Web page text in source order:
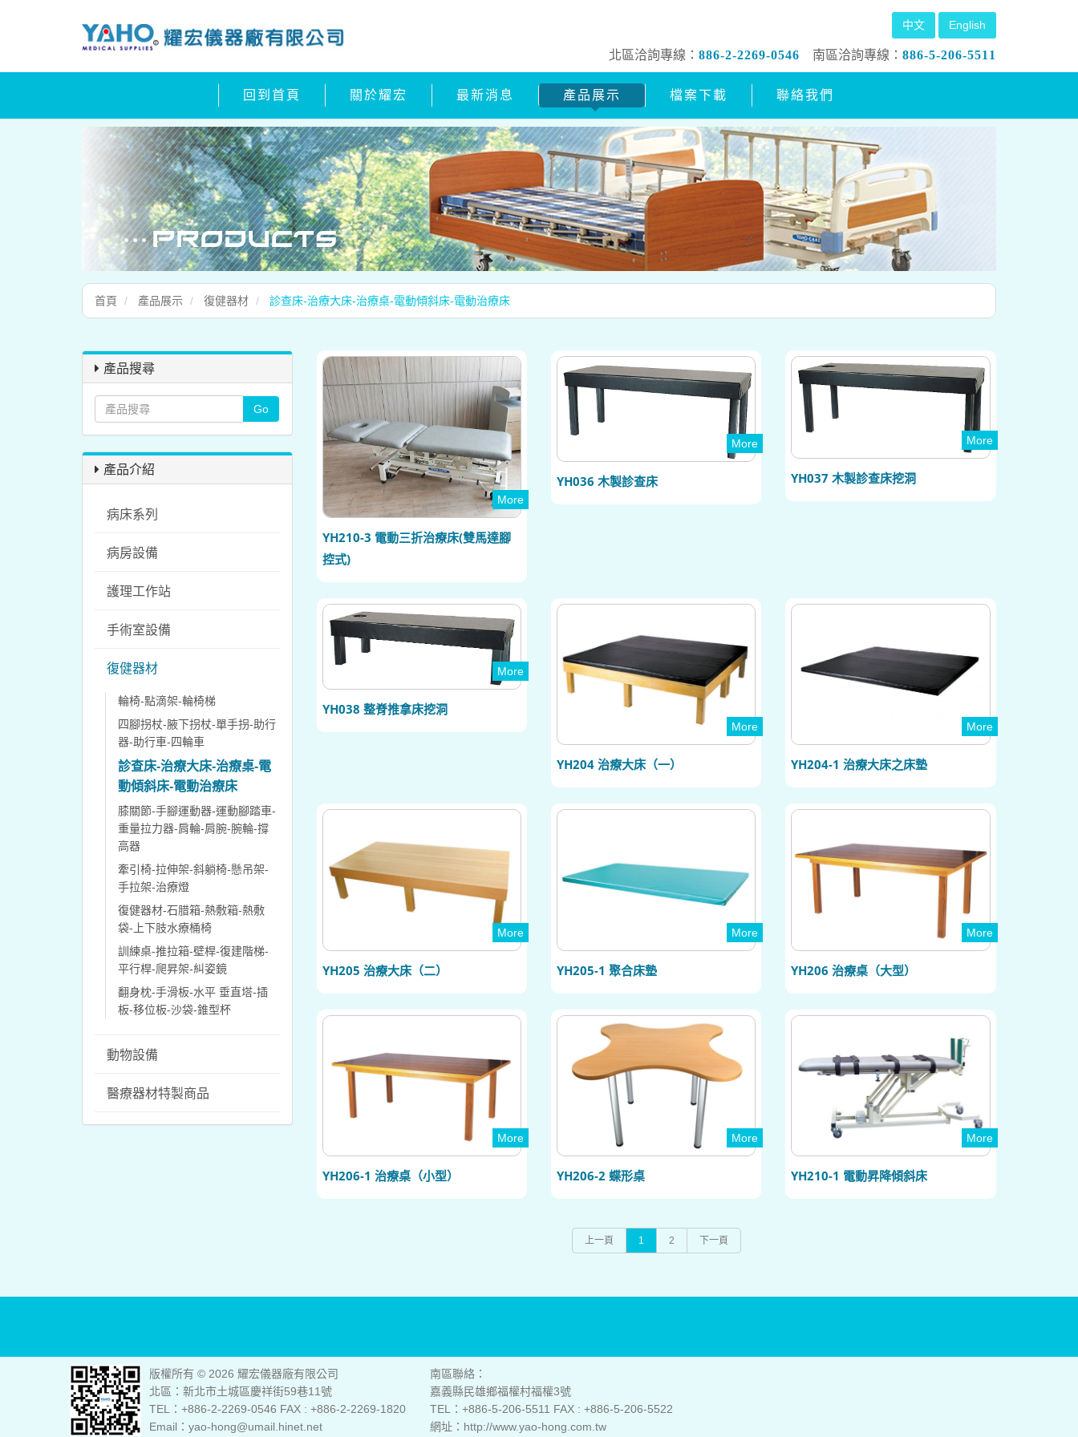
中文 English
北區洽詢專線： 886-2-2269-0546 南區洽詢專線： 886-5-206-5511
回到首頁 關於耀宏 最新消息 產品展示 檔案下載 聯絡我們
首頁 產品展示 復健器材 診查床-治療大床-治療桌-電動傾斜床-電動治療床
產品搜尋
產品介紹
病床系列
病房設備
護理工作站
手術室設備
復健器材
輪椅-點滴架-輪椅梯
四腳拐杖-腋下拐杖-單手拐-助行
器-助行車-四輪車
診查床-治療大床-治療桌-電
動傾斜床-電動治療床
膝關節-手腳運動器-運動腳踏車-
重量拉力器-肩輪-肩腕-腕輪-撐
高器
牽引椅-拉伸架-斜躺椅-懸吊架-
手拉架-治療燈
復健器材-石腊箱-熱敷箱-熱敷
袋-上下肢水療桶椅
訓練桌-推拉箱-壁桿-復建階梯-
平行桿-爬昇架-糾姿鏡
翻身枕-手滑板-水平 垂直塔-插
板-移位板-沙袋-錐型杯
動物設備
醫療器材特製商品
More
YH210-3 電動三折治療床(雙馬達腳
控式)
More
YH036 木製診查床
More
YH037 木製診查床挖洞
More
YH038 整脊推拿床挖洞
More
YH204 治療大床（一）
More
YH204-1 治療大床之床墊
More
YH205 治療大床（二）
More
YH205-1 聚合床墊
More
YH206 治療桌（大型）
More
YH206-1 治療桌（小型）
More
YH206-2 蝶形桌
More
YH210-1 電動昇降傾斜床
上一頁 1 2 下一頁
版權所有 © 2026 耀宏儀器廠有限公司
北區：新北市土城區慶祥街59巷11號
TEL：+886-2-2269-0546 FAX : +886-2-2269-1820
Email：yao-hong@umail.hinet.net
南區聯絡：
嘉義縣民雄鄉福權村福權3號
TEL：+886-5-206-5511 FAX : +886-5-206-5522
網址：http://www.yao-hong.com.tw